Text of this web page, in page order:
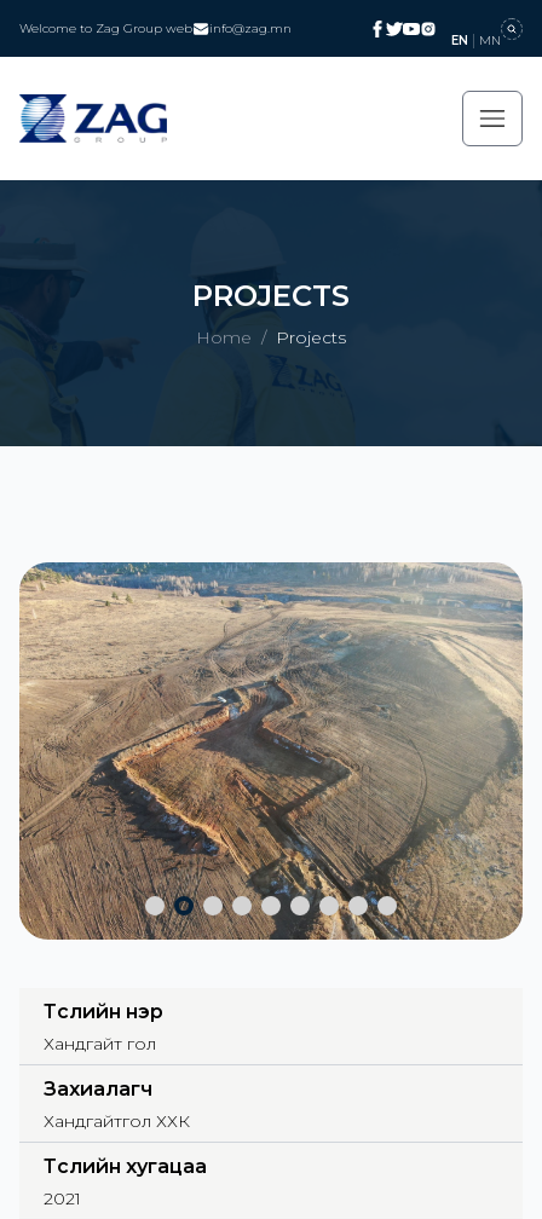
Welcome to Zag Group web info@zag.mn
EN MN
PROJECTS
Home / Projects
Төслийн нэр
Хандгайт гол
Захиалагч
Хандгайтгол ХХК
Төслийн хугацаа
2021